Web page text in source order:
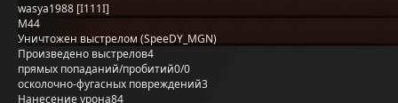
wasya1988 [I111I]
M44
Уничтожен выстрелом (SpeeDY_MGN)
Произведено выстрелов4
прямых попаданий/пробитий0/0
осколочно-фугасных повреждений3
Нанесение урона84